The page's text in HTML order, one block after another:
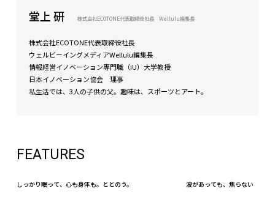
堂上 研 株式会社ECOTONE代表取締役社長 Wellulu編集長
株式会社ECOTONE代表取締役社長
ウェルビーイングメディアWellulu編集長
情報経営イノベーション専門職（iU）大学教授
日本イノベーション協会 理事
私生活では、3人の子供の父。趣味は、スポーツとアート。
FEATURES
しっかり眠って、心も身体も。ととのう。 波があっても、焦らない